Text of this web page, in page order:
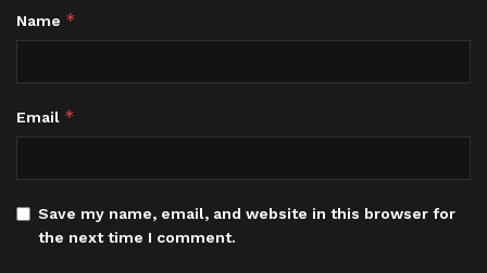
Name *
Email *
Save my name, email, and website in this browser for
the next time I comment.